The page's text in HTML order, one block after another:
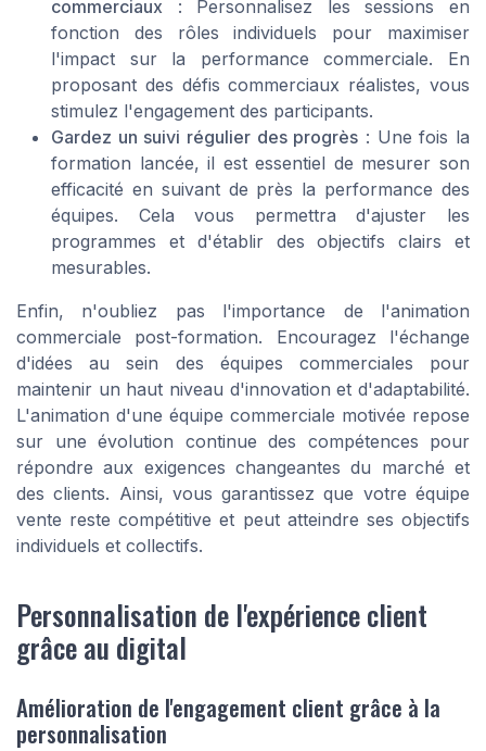
commerciaux : Personnalisez les sessions en
fonction des rôles individuels pour maximiser
l'impact sur la performance commerciale. En
proposant des défis commerciaux réalistes, vous
stimulez l'engagement des participants.
Gardez un suivi régulier des progrès : Une fois la
formation lancée, il est essentiel de mesurer son
efficacité en suivant de près la performance des
équipes. Cela vous permettra d'ajuster les
programmes et d'établir des objectifs clairs et
mesurables.
Enfin, n'oubliez pas l'importance de l'animation
commerciale post-formation. Encouragez l'échange
d'idées au sein des équipes commerciales pour
maintenir un haut niveau d'innovation et d'adaptabilité.
L'animation d'une équipe commerciale motivée repose
sur une évolution continue des compétences pour
répondre aux exigences changeantes du marché et
des clients. Ainsi, vous garantissez que votre équipe
vente reste compétitive et peut atteindre ses objectifs
individuels et collectifs.
Personnalisation de l'expérience client
grâce au digital
Amélioration de l'engagement client grâce à la
personnalisation